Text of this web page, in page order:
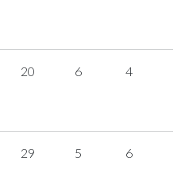
20 6 4
29 5 6